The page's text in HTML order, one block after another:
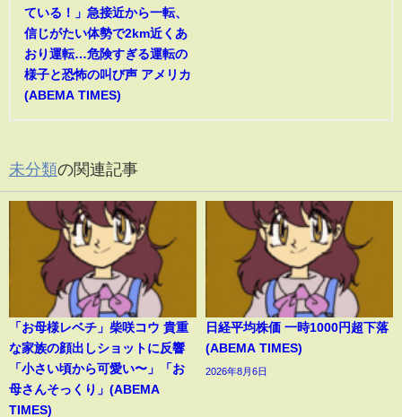
ている！」急接近から一転、
信じがたい体勢で2km近くあ
おり運転…危険すぎる運転の
様子と恐怖の叫び声 アメリカ
(ABEMA TIMES)
未分類の関連記事
「お母様レベチ」柴咲コウ 貴重
な家族の顔出しショットに反響
「小さい頃から可愛い〜」「お
母さんそっくり」(ABEMA
TIMES)
日経平均株価 一時1000円超下落
(ABEMA TIMES)
2026年8月6日